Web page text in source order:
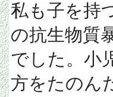
私も子を持
の抗生物質
でした。小
方をたのん